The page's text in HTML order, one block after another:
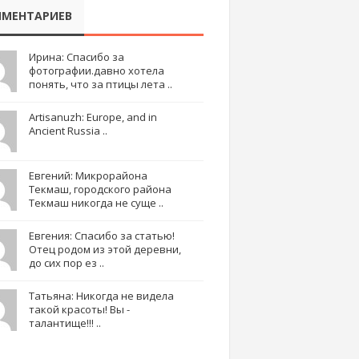
Ирина: Спасибо за
фотографии.давно хотела
понять, что за птицы лета ..
Artisanuzh: Europe, and in
Ancient Russia ..
Евгений: Микрорайона
Текмаш, городского района
Текмаш никогда не суще ..
Евгения: Спасибо за статью!
Отец родом из этой деревни,
до сих пор ез ..
Татьяна: Никогда не видела
такой красоты! Вы -
талантище!!! ..